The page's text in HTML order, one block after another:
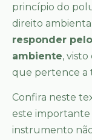
princípio do
direito
responder
ambiente,
que pertence a
Confira neste
este
instrumento